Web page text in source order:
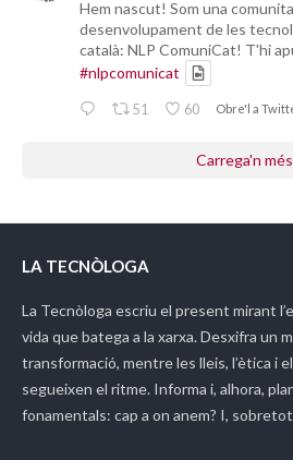
Hem nascut! Som una
desenvolupament de les
català: NLP ComuniCat! T'hi
#nlpcomunicat
51 60 Obre'l a
Carrega'n més
LA TECNÒLOGA
La Tecnòloga escriu el present mirant
vida que batega a la xarxa. Desxifra un
transformació, mentre les lleis, l’ètica i
segueixen el ritme. Informa i, alhora,
fonamentals: cap a on anem? I,